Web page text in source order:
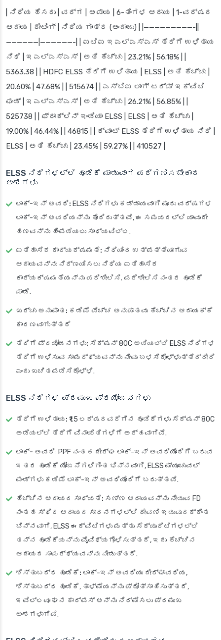
| ನಿಧಿಯ ಹೆಸರು | ವರ್ಗ | ಅಪಾಯ | 6-ತಿಂಗಳ ಆದಾಯ | 1-ವರ್ಷದ
ಆದಾಯ | ರೇಟಿಂಗ್ | ನಿಧಿಯ ಗಾತ್ರ (ಅಂದಾಜು) | |—————————-||
——————|——————-| | ಐಟಿಐ ಇಎಲ್ಎಸ್ಎಸ್ ತೆರಿಗೆ ಉಳಿತಾಯ
ನಿಧಿ | ಇಎಲ್ಎಸ್ಎಸ್ | ಅತಿ ಹೆಚ್ಚು | 23.21% | 56.18% | |
5363.38 | | HDFC ELSS ತೆರಿಗೆ ಉಳಿತಾಯ | ELSS | ಅತಿ ಹೆಚ್ಚು |
20.60% | 47.68% | | 515674 | | ಎಸ್‌ಬಿಐ ಲಾಂಗ್ ಟರ್ಮ್ ಇಕ್ವಿಟಿ
ಫಂಡ್ | ಇಎಲ್‌ಎಸ್‌ಎಸ್ | ಅತಿ ಹೆಚ್ಚು | 26.21% | 56.85% | |
525738 | | ಫ್ರಾಂಕ್ಲಿನ್ ಇಂಡಿಯಾ ELSS | ELSS | ಅತಿ ಹೆಚ್ಚು |
19.00% | 46.44% | | 46815 | | ಕ್ವಾಂಟ್ ELSS ತೆರಿಗೆ ಉಳಿತಾಯ ನಿಧಿ |
ELSS | ಅತಿ ಹೆಚ್ಚು | 23.45% | 59.27% | | 410527 |
ELSS ನಿಧಿಗಳಲ್ಲಿ ಹೂಡಿಕೆ ಮಾಡುವಾಗ ಪರಿಗಣಿಸಬೇಕಾದ
ಅಂಶಗಳು
ಲಾಕ್-ಇನ್ ಅವಧಿ: ELSS ನಿಧಿಗಳು ಕಡ್ಡಾಯವಾಗಿ ಮೂರು ವರ್ಷಗಳ
ಲಾಕ್-ಇನ್ ಅವಧಿಯನ್ನು ಹೊಂದಿರುತ್ತವೆ, ಈ ಸಮಯದಲ್ಲಿ ಯಾವುದೇ
ಹಣವನ್ನು ಹಿಂಪಡೆಯಲು ಸಾಧ್ಯವಿಲ್ಲ.
ಐತಿಹಾಸಿಕ ಕಾರ್ಯಕ್ಷಮತೆ: ನಿಧಿಯಿಂದ ಉತ್ಪತ್ತಿಯಾಗುವ
ಆದಾಯವನ್ನು ನಿರ್ಣಯಿಸಲು ನಿಧಿಯ ಐತಿಹಾಸಿಕ
ಕಾರ್ಯಕ್ಷಮತೆಯನ್ನು ಪರಿಶೀಲಿಸಿ. ಪರಿಶೀಲಿಸಿ ನಂತರ ಹೂಡಿಕೆ
ಮಾಡಿ.
ಖರ್ಚು ಅನುಪಾತ: ಕಡಿಮೆ ವೆಚ್ಚ ಅನುಪಾತವು ಹೆಚ್ಚಿನ ಆದಾಯಕ್ಕೆ
ಕಾರಣವಾಗುತ್ತದೆ
ತೆರಿಗೆ ಪ್ರಯೋಜನಗಳು: ಸೆಕ್ಷನ್ 80C ಅಡಿಯಲ್ಲಿ ELSS ನಿಧಿಗಳ
ತೆರಿಗೆ ಉಳಿಸುವ ಸಾಮರ್ಥ್ಯವನ್ನು ನೀವು ಬಳಸಿಕೊಳ್ಳುತ್ತಿದ್ದೀರಿ
ಎಂದು ಖಚಿತಪಡಿಸಿಕೊಳ್ಳಿ.
ELSS ನಿಧಿಗಳ ಪ್ರಮುಖ ಪ್ರಯೋಜನಗಳು
ತೆರಿಗೆ ಉಳಿತಾಯ: ₹1.5 ಲಕ್ಷದವರೆಗಿನ ಹೂಡಿಕೆಗಳು ಸೆಕ್ಷನ್ 80C
ಅಡಿಯಲ್ಲಿ ತೆರಿಗೆ ವಿನಾಯಿತಿಗಳಿಗೆ ಅರ್ಹವಾಗಿವೆ.
ಲಾಕ್- ಅವಧಿ: PPF ನಂತಹ ದೀರ್ಘ ಲಾಕ್-ಇನ್ ಅವಧಿಯೊಂದಿಗೆ ಬರುವ
ಇತರ ಹೂಡಿಕೆ ಯೋಜನೆಗಳಿಗಿಂತ ಭಿನ್ನವಾಗಿ, ELSS ಮ್ಯೂಚುವಲ್
ಫಂಡ್‌ಗಳು ಕಡಿಮೆ ಲಾಕ್-ಇನ್ ಅವಧಿಯೊಂದಿಗೆ ಬರುತ್ತವೆ.
ಹೆಚ್ಚಿನ ಆದಾಯದ ಸಾಧ್ಯತೆ: ಸಣ್ಣ ಆದಾಯವನ್ನು ನೀಡುವ FD
ನಂತಹ ಸ್ಥಿರ ಆದಾಯದ ಸಾಧನಗಳಲ್ಲಿ ಠೇವಣಿ ಇಡುವುದಕ್ಕಿಂತ
ಭಿನ್ನವಾಗಿ, ELSS ಈಕ್ವಿಟಿಗಳು ಮತ್ತು ಸೆಕ್ಯುರಿಟಿಗಳಲ್ಲಿ
ತನ್ನ ಹೂಡಿಕೆಯನ್ನು ವೈವಿಧ್ಯಗೊಳಿಸುತ್ತದೆ, ಇದು ಹೆಚ್ಚಿನ
ಆದಾಯದ ಸಾಮರ್ಥ್ಯವನ್ನು ನೀಡುತ್ತದೆ.
ಶಿಸ್ತುಬದ್ಧ ಹೂಡಿಕೆ: ಲಾಕ್-ಇನ್ ಅವಧಿಯು ದೀರ್ಘಾವಧಿಯ,
ಶಿಸ್ತುಬದ್ಧ ಹೂಡಿಕೆ, ತಾಳ್ಮೆಯನ್ನು ಪ್ರೋತ್ಸಾಹಿಸುತ್ತದೆ,
ಇವೆಲ್ಲವೂ ಘನ ಕಾರ್ಪಸ್ ಅನ್ನು ನಿರ್ಮಿಸಲು ಪ್ರಮುಖ
ಅಂಶಗಳಾಗಿವೆ.